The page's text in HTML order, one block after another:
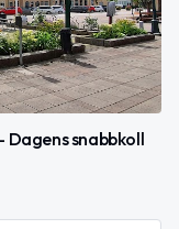
Dagens snabbkoll